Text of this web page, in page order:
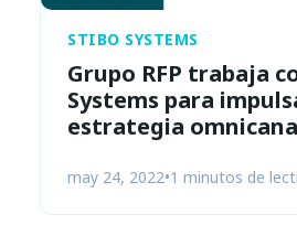
STIBO SYSTEMS
Grupo RFP trabaja
Systems para
estrategia
may 24, 2022•1 minutos de